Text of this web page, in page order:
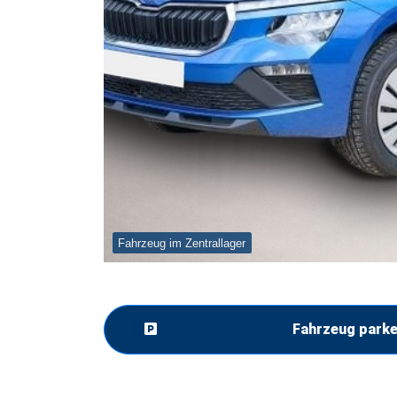
Fahrzeug im Zentrallager
Fahrzeug